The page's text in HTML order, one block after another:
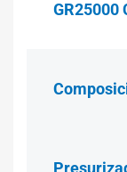
GR25000